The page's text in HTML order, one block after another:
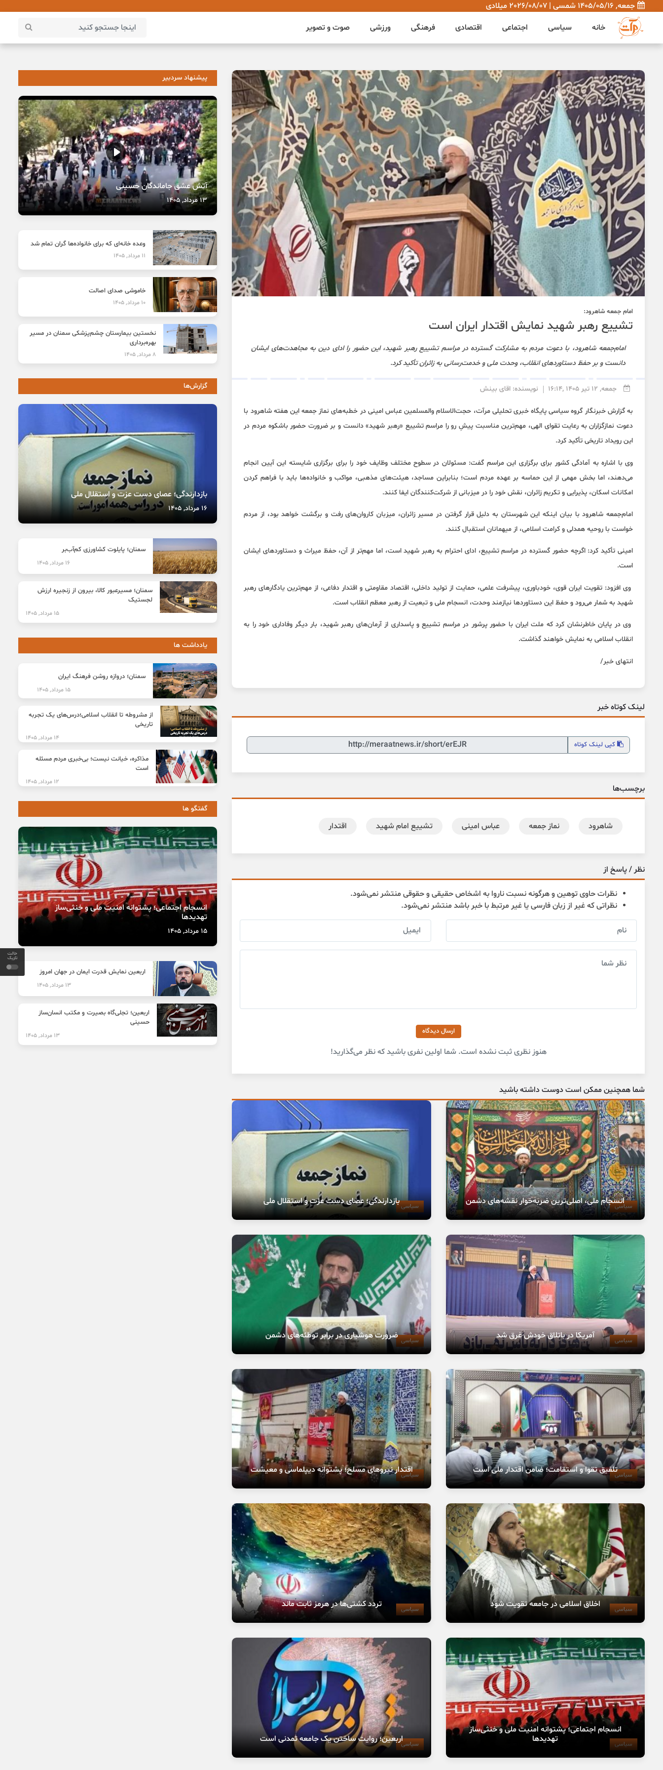
حالت
تاریک
جمعه, 1405/05/16 شمسی | 2026/08/07 میلادی
خانه
سیاسی اجتماعی اقتصادی فرهنگی ورزشی صوت و تصویر
امام جمعه شاهرود:
تشییع رهبر شهید نمایش اقتدار ایران است
امام‌جمعه شاهرود، با دعوت مردم به مشارکت گسترده در مراسم تشییع رهبر شهید، این حضور را ادای دین به مجاهدت‌های ایشان
دانست و بر حفظ دستاوردهای انقلاب، وحدت ملی و خدمت‌رسانی به زائران تأکید کرد.
جمعه, 12 تیر 1405 ,16:14 نویسنده: اقای بینش
به گزارش خبرنگار گروه سیاسی پایگاه خبری تحلیلی مرآت، حجت‌الاسلام والمسلمین عباس امینی در خطبه‌های نماز جمعه این هفته شاهرود با
دعوت نمازگزاران به رعایت تقوای الهی، مهم‌ترین مناسبت پیشِ رو را مراسم تشییع «رهبر شهید» دانست و بر ضرورت حضور باشکوه مردم در
این رویداد تاریخی تأکید کرد.
وی با اشاره به آمادگی کشور برای برگزاری این مراسم گفت: مسئولان در سطوح مختلف وظایف خود را برای برگزاری شایسته این آیین انجام
می‌دهند، اما بخش مهمی از این حماسه بر عهده مردم است؛ بنابراین مساجد، هیئت‌های مذهبی، مواکب و خانواده‌ها باید با فراهم کردن
امکانات اسکان، پذیرایی و تکریم زائران، نقش خود را در میزبانی از شرکت‌کنندگان ایفا کنند.
امام‌جمعه شاهرود با بیان اینکه این شهرستان به دلیل قرار گرفتن در مسیر زائران، میزبان کاروان‌های رفت و برگشت خواهد بود، از مردم
خواست با روحیه همدلی و کرامت اسلامی، از میهمانان استقبال کنند.
امینی تأکید کرد: اگرچه حضور گسترده در مراسم تشییع، ادای احترام به رهبر شهید است، اما مهم‌تر از آن، حفظ میراث و دستاوردهای ایشان
است.
وی افزود: تقویت ایران قوی، خودباوری، پیشرفت علمی، حمایت از تولید داخلی، اقتصاد مقاومتی و اقتدار دفاعی، از مهم‌ترین یادگارهای رهبر
شهید به شمار می‌رود و حفظ این دستاوردها نیازمند وحدت، انسجام ملی و تبعیت از رهبر معظم انقلاب است.
وی در پایان خاطرنشان کرد که ملت ایران با حضور پرشور در مراسم تشییع و پاسداری از آرمان‌های رهبر شهید، بار دیگر وفاداری خود را به
انقلاب اسلامی به نمایش خواهند گذاشت.
انتهای خبر/
لینک کوتاه خبر
کپی لینک کوتاه
برچسب‌ها
شاهرود نماز جمعه عباس امینی تشییع امام شهید اقتدار
نظر / پاسخ از
نظرات حاوی توهین و هرگونه نسبت ناروا به اشخاص حقیقی و حقوقی منتشر نمی‌شود.
نظراتی که غیر از زبان فارسی یا غیر مرتبط با خبر باشد منتشر نمی‌شود.
ارسال دیدگاه
هنوز نظری ثبت نشده است. شما اولین نفری باشید که نظر می‌گذارید!
شما همچنین ممکن است دوست داشته باشید
سیاسی
انسجام ملی، اصلی‌ترین ضربه‌خوار نقشه‌های دشمن سیاسیبازدارندگی؛ عصای دست عزت و استقلال ملی
سیاسی آمریکا در باتلاق خودش غرق شد سیاسی ضرورت هوشیاری در برابر توطئه‌های دشمن
سیاسیتلفیق تقوا و استقامت؛ ضامن اقتدار ملی است سیاسی
اقتدار نیروهای مسلح؛ پشتوانه دیپلماسی و معیشت
سیاسی اخلاق اسلامی در جامعه تقویت شود سیاسی تردد کشتی‌ها در هرمز ثابت ماند
سیاسی
انسجام اجتماعی؛ پشتوانه امنیت ملی و خنثی‌ساز
تهدیدها
سیاسیاربعین؛ روایت ساختن یک جامعه تمدنی است
پیشنهاد سردبیر
آتش عشق جاماندگان حسینی
13 مرداد, 1405
وعده خانه‌ای که برای خانواده‌ها گران تمام شد
11 مرداد, 1405
خاموشی صدای اصالت
10 مرداد, 1405
نخستین بیمارستان چشم‌پزشکی سمنان در مسیر
بهره‌برداری
8 مرداد, 1405
گزارش‌ها
بازدارندگی؛ عصای دست عزت و استقلال ملی
16 مرداد, 1405
سمنان؛ پایلوت کشاورزی کم‌آب‌بر
16 مرداد, 1405
سمنان؛ مسیرعبور کالا، بیرون از زنجیره ارزش
لجستیک
15 مرداد, 1405
یادداشت ها
سمنان؛ دروازه روشن فرهنگ ایران
15 مرداد, 1405
از مشروطه تا انقلاب اسلامی؛درس‌های یک تجربه
تاریخی
14 مرداد, 1405
مذاکره، خیانت نیست؛ بی‌خبری مردم مسئله
است
12 مرداد, 1405
گفتگو ها
انسجام اجتماعی؛ پشتوانه امنیت ملی و خنثی‌ساز
تهدیدها
15 مرداد, 1405
اربعین نمایش قدرت ایمان در جهان امروز
13 مرداد, 1405
اربعین؛ تجلی‌گاه بصیرت و مکتب انسان‌ساز
حسینی
13 مرداد, 1405